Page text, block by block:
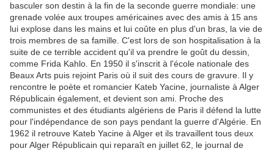
basculer son destin à la fin de la seconde guerre mondiale: une
grenade volée aux troupes américaines avec des amis à 15 ans
lui explose dans les mains et lui coûte en plus d'un bras, la vie de
trois membres de sa famille. C'est lors de son hospitalisation à la
suite de ce terrible accident qu'il va prendre le goût du dessin,
comme Frida Kahlo. En 1950 il s'inscrit à l'école nationale des
Beaux Arts puis rejoint Paris où il suit des cours de gravure. Il y
rencontre le poète et romancier Kateb Yacine, journaliste à Alger
Républicain également, et devient son ami. Proche des
communistes et des étudiants algériens de Paris il défend la lutte
pour l'indépendance de son pays pendant la guerre d'Algérie. En
1962 il retrouve Kateb Yacine à Alger et ils travaillent tous deux
pour Alger Républicain qui reparaît en juillet 62, le journal de